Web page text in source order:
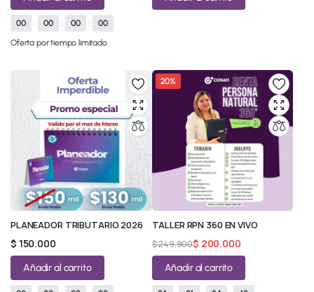
00 : 00 : 00 :
00
Oferta por tiempo limitado
PLANEADOR TRIBUTARIO 2026
$ 150.000
Añadir al carrito
20%
TALLER RPN 360 EN VIVO
$249.900$ 200.000
Añadir al carrito